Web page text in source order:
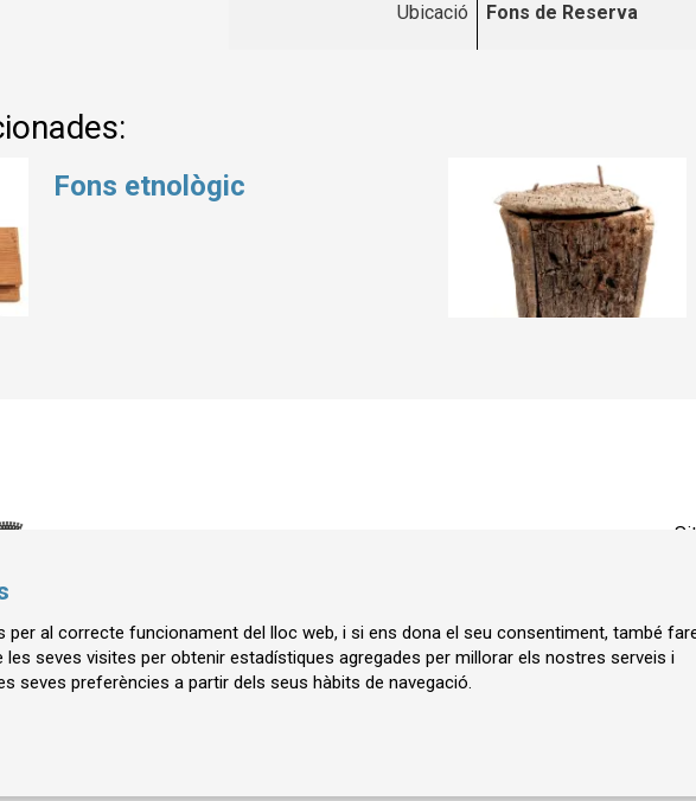
Ubicació Fons de Reserva
Fons etnològic
de Montgrí
al correcte funcionament del lloc web, i si ens dona el seu consentiment, també
seves visites per obtenir estadístiques agregades per millorar els nostres serveis i
seves preferències a partir dels seus hàbits de navegació.